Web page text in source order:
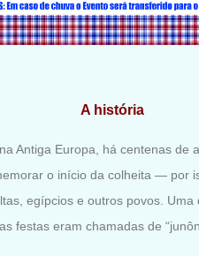
A história
Antiga Europa, há centenas de
o início da colheita — por
egípcios e outros povos.
festas eram chamadas de